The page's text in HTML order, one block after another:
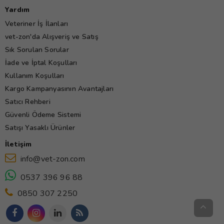
Yardım
Veteriner İş İlanları
vet-zon'da Alışveriş ve Satış
Sık Sorulan Sorular
İade ve İptal Koşulları
Kullanım Koşulları
Kargo Kampanyasının Avantajları
Satıcı Rehberi
Güvenli Ödeme Sistemi
Satışı Yasaklı Ürünler
İletişim
info@vet-zon.com
0537 396 96 88
0850 307 2250